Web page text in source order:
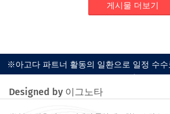
게시물 더보기
※아고다 파트너 활동의 일환으로 일정 수
다.
Designed by 이그노타